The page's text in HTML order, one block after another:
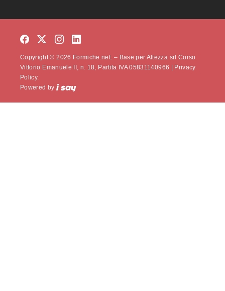
Copyright © 2026 Formiche.net. – Base per Altezza srl Corso
Vittorio Emanuele II, n. 18, Partita IVA 05831140966 |
Privacy
Policy.
Powered by